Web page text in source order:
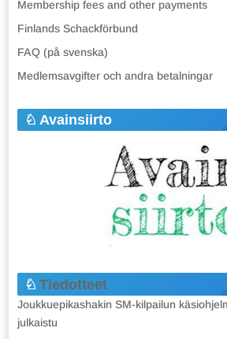
Membership fees and other payments
Finlands Schackförbund
FAQ (på svenska)
Medlemsavgifter och andra betalningar
Avainsiirto
Tiedotteet
Joukkuepikashakin SM-kilpailun
julkaistu